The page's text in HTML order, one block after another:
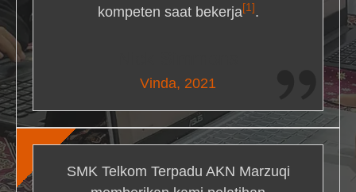
kompeten saat bekerja[1] .
Vinda, 2021
SMK Telkom Terpadu AKN Marzuqi